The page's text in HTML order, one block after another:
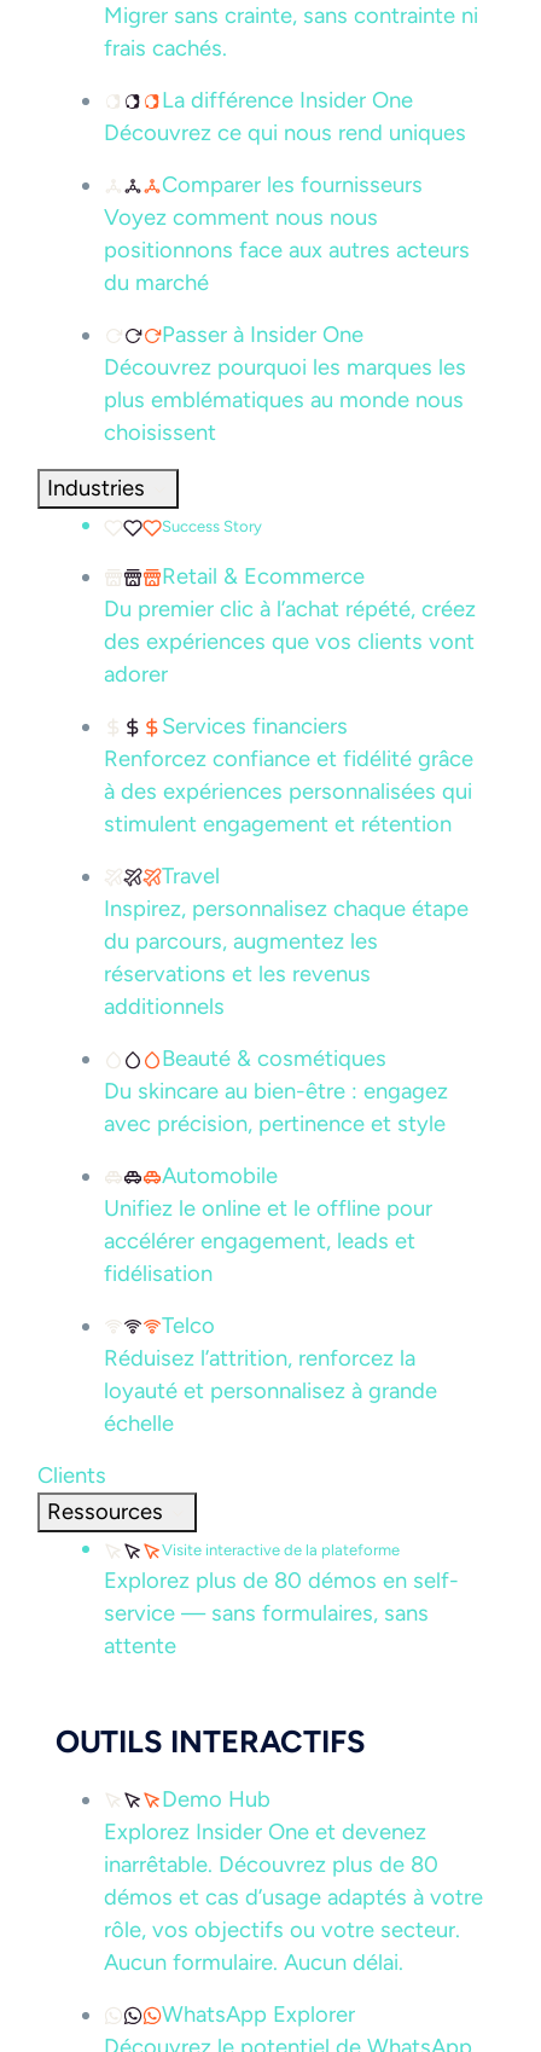
Migrer sans crainte, sans contrainte ni
frais cachés.
La différence Insider One
Découvrez ce qui nous rend uniques
Comparer les fournisseurs
Voyez comment nous nous
positionnons face aux autres acteurs
du marché
Passer à Insider One
Découvrez pourquoi les marques les
plus emblématiques au monde nous
choisissent
Industries
Success Story
Retail & Ecommerce
Du premier clic à l’achat répété, créez
des expériences que vos clients vont
adorer
Services financiers
Renforcez confiance et fidélité grâce
à des expériences personnalisées qui
stimulent engagement et rétention
Travel
Inspirez, personnalisez chaque étape
du parcours, augmentez les
réservations et les revenus
additionnels
Beauté & cosmétiques
Du skincare au bien-être : engagez
avec précision, pertinence et style
Automobile
Unifiez le online et le offline pour
accélérer engagement, leads et
fidélisation
Telco
Réduisez l’attrition, renforcez la
loyauté et personnalisez à grande
échelle
Clients
Ressources
Visite interactive de la plateforme
Explorez plus de 80 démos en self-
service — sans formulaires, sans
attente
OUTILS INTERACTIFS
Demo Hub
Explorez Insider One et devenez
inarrêtable. Découvrez plus de 80
démos et cas d’usage adaptés à votre
rôle, vos objectifs ou votre secteur.
Aucun formulaire. Aucun délai.
WhatsApp Explorer